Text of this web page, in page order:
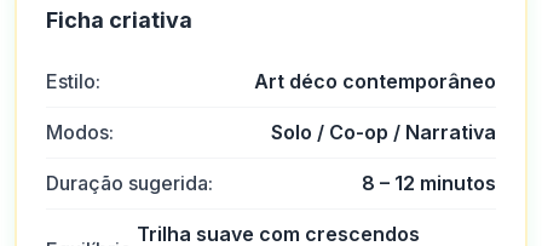
Ficha criativa
Estilo: Art déco contemporâneo
Modos: Solo / Co-op / Narrativa
Duração sugerida: 8 – 12 minutos
Trilha suave com crescendos